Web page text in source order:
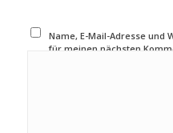
Name, E-Mail-Adresse und
für meinen nächsten